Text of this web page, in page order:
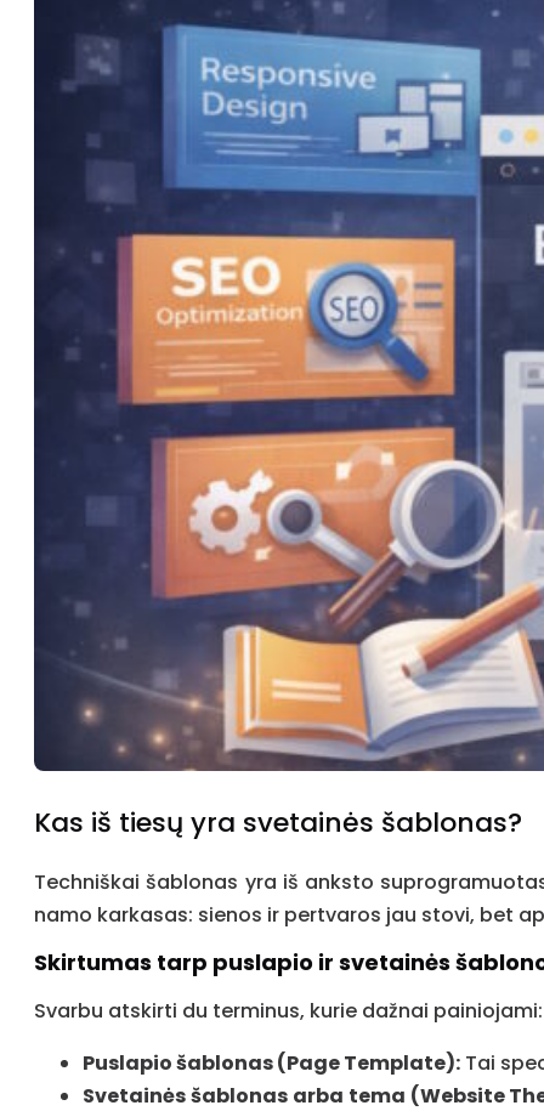
Kas iš tiesų yra svetainės šablonas?
Techniškai šablonas yra iš anksto
namo karkasas: sienos ir pertvaros jau stovi, bet
Skirtumas tarp puslapio ir svetainės
Svarbu atskirti du terminus, kurie dažnai painiojami:
Puslapio šablonas (Page Template): Tai
Svetainės šablonas arba tema (Website